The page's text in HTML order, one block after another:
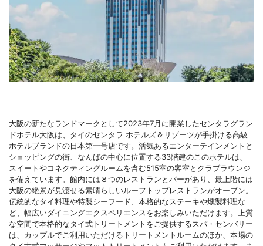
大阪の新たなランドマークとして2023年7月に開業したセンタラグラン
ドホテル大阪は、タイのセンタラ ホテルズ＆リゾーツが手掛ける高級
ホテルブランドの日本第一号店です。活気あるエンターテインメントと
ショッピングの街、なんばの中心に位置する33階建のこのホテルは、
スイートやコネクティングルームを含む515室の客室とクラブラウンジ
を備えています。館内には８つのレストランとバーがあり、最上階には
大阪の絶景が見渡せる素晴らしいルーフトップレストランがオープン。
伝統的なタイ料理や特製シーフード、本格的なステーキや燻製料理な
ど、幅広いダイニングエクスペリエンスをお楽しみいただけます。上質
な空間で本格的なタイ式トリートメントをご提供するスパ・センバリー
は、カップルでご利用いただけるトリートメントルームのほか、本場の